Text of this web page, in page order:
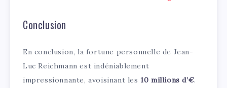
Conclusion
En conclusion, la fortune personnelle de Jean-
Luc Reichmann est indéniablement
impressionnante, avoisinant les10 millions d’€.